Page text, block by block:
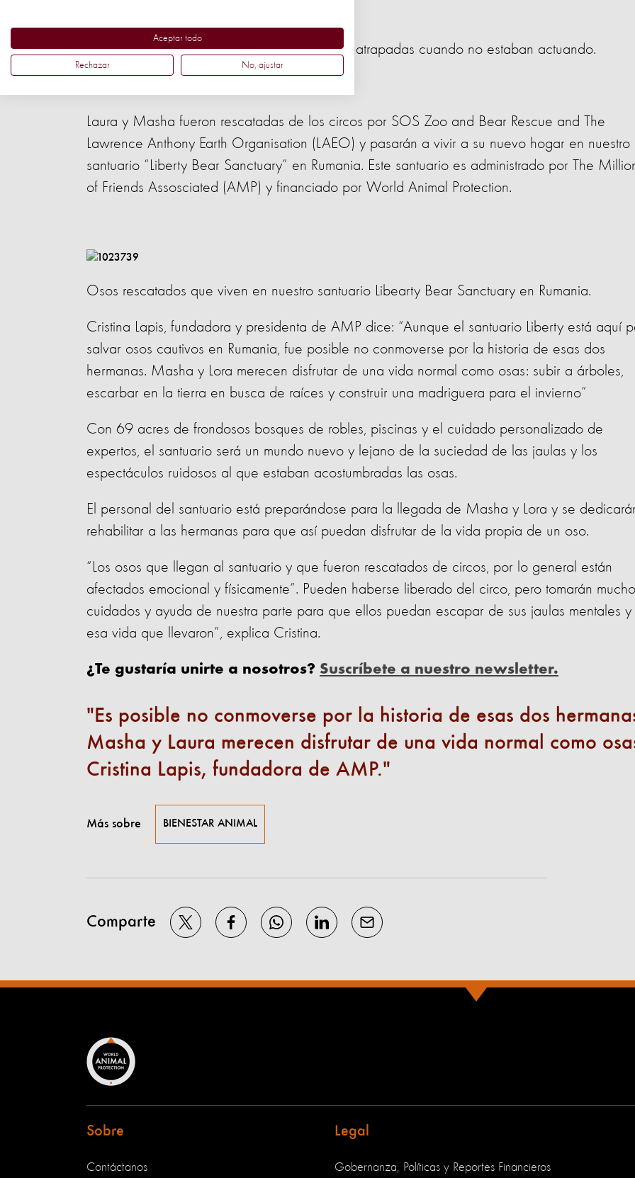
Las jaulas en las que Masha y Lora pasaban atrapadas cuando no estaban actuando.
Laura y Masha fueron rescatadas de los circos por SOS Zoo and Bear Rescue and The
Lawrence Anthony Earth Organisation (LAEO) y pasarán a vivir a su nuevo hogar en nuestro
santuario “Liberty Bear Sanctuary” en Rumania. Este santuario es administrado por The
of Friends Assosciated (AMP) y financiado por World Animal Protection.
Osos rescatados que viven en nuestro santuario Libearty Bear Sanctuary en Rumania.
Cristina Lapis, fundadora y presidenta de AMP dice: “Aunque el santuario Liberty está aquí
salvar osos cautivos en Rumania, fue posible no conmoverse por la historia de esas dos
hermanas. Masha y Lora merecen disfrutar de una vida normal como osas: subir a árboles,
escarbar en la tierra en busca de raíces y construir una madriguera para el invierno”
Con 69 acres de frondosos bosques de robles, piscinas y el cuidado personalizado de
expertos, el santuario será un mundo nuevo y lejano de la suciedad de las jaulas y los
espectáculos ruidosos al que estaban acostumbradas las osas.
El personal del santuario está preparándose para la llegada de Masha y Lora y se
rehabilitar a las hermanas para que así puedan disfrutar de la vida propia de un oso.
“Los osos que llegan al santuario y que fueron rescatados de circos, por lo general están
afectados emocional y físicamente”. Pueden haberse liberado del circo, pero tomarán
cuidados y ayuda de nuestra parte para que ellos puedan escapar de sus jaulas mentales y
esa vida que llevaron”, explica Cristina.
¿Te gustaría unirte a nosotros? Suscríbete a nuestro newsletter.
Es posible no conmoverse por la historia de esas dos
Masha y Laura merecen disfrutar de una vida normal como
Cristina Lapis, fundadora de AMP.
Más sobre BIENESTAR ANIMAL
Comparte
Sobre
Contáctanos
Legal
Gobernanza, Políticas y Reportes Financieros
Aceptar todo
Rechazar No, ajustar